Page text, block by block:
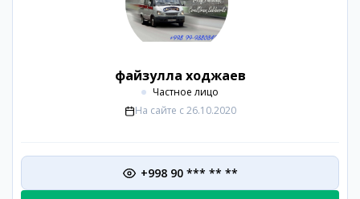
файзулла ходжаев
Частное лицо
На сайте с 26.10.2020
+998 90 *** ** **